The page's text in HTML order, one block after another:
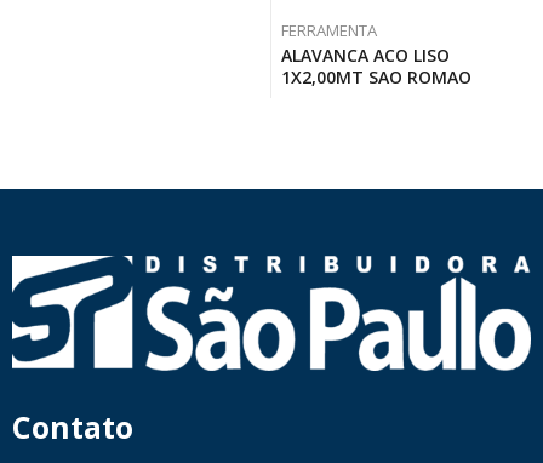
FERRAMENTA
ALAVANCA ACO LISO
1X2,00MT SAO ROMAO
Contato